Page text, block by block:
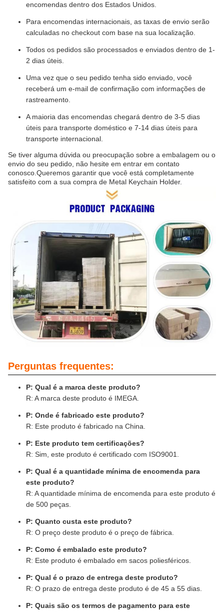
encomendas dentro dos Estados Unidos.
Para encomendas internacionais, as taxas de envio serão
calculadas no checkout com base na sua localização.
Todos os pedidos são processados e enviados dentro de 1-
2 dias úteis.
Uma vez que o seu pedido tenha sido enviado, você
receberá um e-mail de confirmação com informações de
rastreamento.
A maioria das encomendas chegará dentro de 3-5 dias
úteis para transporte doméstico e 7-14 dias úteis para
transporte internacional.
Se tiver alguma dúvida ou preocupação sobre a embalagem ou o
envio do seu pedido, não hesite em entrar em contato
conosco.Queremos garantir que você está completamente
satisfeito com a sua compra de Metal Keychain Holder.
Perguntas frequentes:
P: Qual é a marca deste produto?
R: A marca deste produto é IMEGA.
P: Onde é fabricado este produto?
R: Este produto é fabricado na China.
P: Este produto tem certificações?
R: Sim, este produto é certificado com ISO9001.
P: Qual é a quantidade mínima de encomenda para
este produto?
R: A quantidade mínima de encomenda para este produto é
de 500 peças.
P: Quanto custa este produto?
R: O preço deste produto é o preço de fábrica.
P: Como é embalado este produto?
R: Este produto é embalado em sacos poliesféricos.
P: Qual é o prazo de entrega deste produto?
R: O prazo de entrega deste produto é de 45 a 55 dias.
P: Quais são os termos de pagamento para este